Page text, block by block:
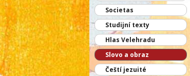
Societas
Studijní texty
Hlas Velehradu
Slovo a obraz
Čeští jezuité